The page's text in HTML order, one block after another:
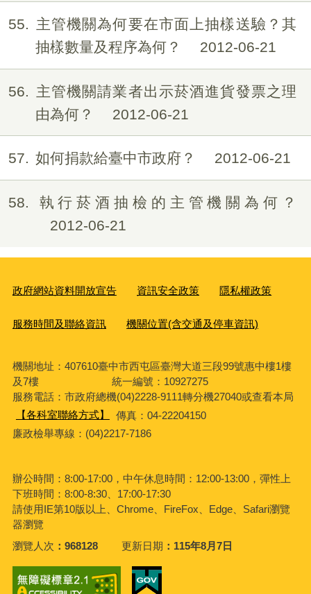
55
主管機關為何要在市面上抽樣送驗？其
抽樣數量及程序為何？
2012-06-21
56
主管機關請業者出示菸酒進貨發票之理
由為何？
2012-06-21
57 如何捐款給臺中市政府？ 2012-06-21
58
執行菸酒抽檢的主管機關為何？
2012-06-21
政府網站資料開放宣告 資訊安全政策 隱私權政策
服務時間及聯絡資訊 機關位置(含交通及停車資訊)
機關地址：407610臺中市西屯區臺灣大道三段99號惠中樓1樓
及7樓 統一編號：10927275
服務電話：市政府總機(04)2228-9111轉分機27040或查看本局
【各科室聯絡方式】
傳真：04-22204150
廉政檢舉專線：(04)2217-7186
辦公時間：8:00-17:00，中午休息時間：12:00-13:00，彈性上
下班時間：8:00-8:30、17:00-17:30
請使用IE第10版以上、Chrome、FireFox、Edge、Safari瀏覽
器瀏覽
瀏覽人次
968128 更新日期 115年8月7日